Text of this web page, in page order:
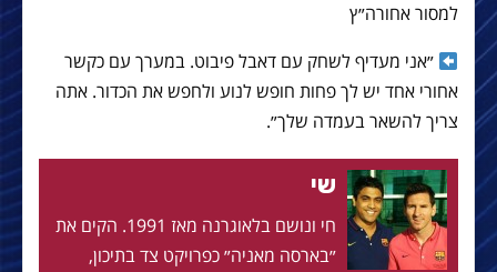
למסור אחורה״ץ
״אני מעדיף לשחק עם דאבל פיבוט. במערך עם כקשר
אחורי אחד יש לך פחות חופש לנוע ולחפש את הכדור. אתה
צריך להשאר בעמדה שלך״.
שי
חי ונושם בלאוגרנה מאז 1991. הקים את
״בארסה מאניה״ כפרויקט צד בתיכון,